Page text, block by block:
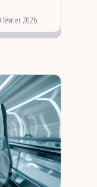
février 2026